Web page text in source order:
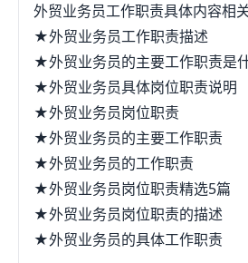
外贸业务员工作职责具体内容相关
★外贸业务员工作职责描述
★外贸业务员的主要工作职责是
★外贸业务员具体岗位职责说明
★外贸业务员岗位职责
★外贸业务员的主要工作职责
★外贸业务员的工作职责
★外贸业务员岗位职责精选5篇
★外贸业务员岗位职责的描述
★外贸业务员的具体工作职责